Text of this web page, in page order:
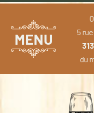
MENU
5
du